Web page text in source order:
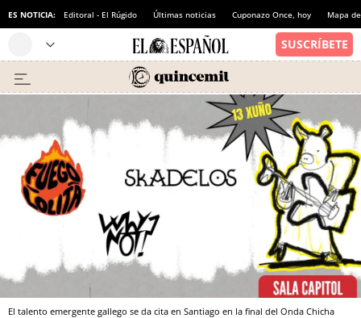
ES NOTICIA: Editoral - El Rúgido Últimas noticias Cuponazo Once, hoy Mapa
El talento emergente gallego se da cita en Santiago en la final del Onda Chicha